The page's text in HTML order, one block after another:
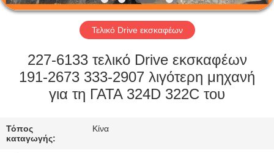
ΓΎΡΟΣ
ΕΡΓΟΣΤΑΣΊΩΝ
ΠΟΙΟΤΙΚΌΣ
ΈΛΕΓΧΟΣ
ΜΠΛΟΓΚ
Τελικό Drive εκσκαφέων
227-6133 τελικό Drive εκσκαφέων
191-2673 333-2907 λιγότερη μηχανή
για τη ΓΑΤΑ 324D 322C του
Τόπος
καταγωγής:
Κίνα